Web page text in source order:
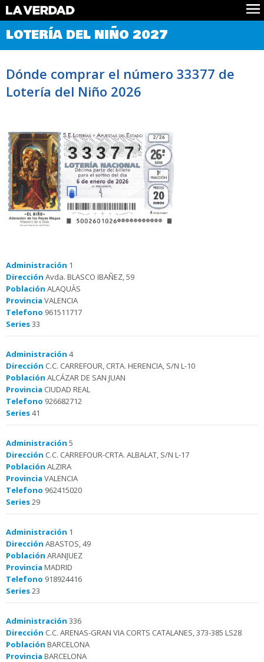
Comprobar Loteria del Niño
Premios
Noticias
Datos
LOTERÍA DEL NIÑO 2027
Dónde comprar el número 33377 de
Lotería del Niño 2026
33377
Administración 1
Dirección Avda. BLASCO IBAÑEZ, 59
Población ALAQUÀS
Provincia VALENCIA
Telefono 961511717
Series33
Administración 4
Dirección C.C. CARREFOUR, CRTA. HERENCIA, S/N L-10
Población ALCÁZAR DE SAN JUAN
Provincia CIUDAD REAL
Telefono 926682712
Series41
Administración 5
Dirección C.C. CARREFOUR-CRTA. ALBALAT, S/N L-17
Población ALZIRA
Provincia VALENCIA
Telefono 962415020
Series29
Administración 1
Dirección ABASTOS, 49
Población ARANJUEZ
Provincia MADRID
Telefono 918924416
Series23
Administración 336
Dirección C.C. ARENAS-GRAN VIA CORTS CATALANES, 373-385 LS28
Población BARCELONA
Provincia BARCELONA